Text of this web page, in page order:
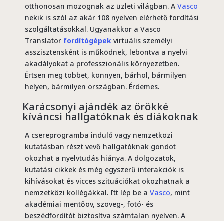
otthonosan mozognak az üzleti világban. A Vasco
nekik is szól az akár 108 nyelven elérhető fordítási
szolgáltatásokkal. Ugyanakkor a Vasco
Translator fordítógépekvirtuális személyi
asszisztensként is működnek, lebontva a nyelvi
akadályokat a professzionális környezetben.
Értsen meg többet, könnyen, bárhol, bármilyen
helyen, bármilyen országban. Érdemes.
Karácsonyi ajándék az örökké
kíváncsi hallgatóknak és diákoknak
A csereprogramba induló vagy nemzetközi
kutatásban részt vevő hallgatóknak gondot
okozhat a nyelvtudás hiánya. A dolgozatok,
kutatási cikkek és még egyszerű interakciók is
kihívásokat és vicces szituációkat okozhatnak a
nemzetközi kollégákkal. Itt lép be a Vasco, mint
akadémiai mentőöv, szöveg-, fotó- és
beszédfordítót biztosítva számtalan nyelven. A